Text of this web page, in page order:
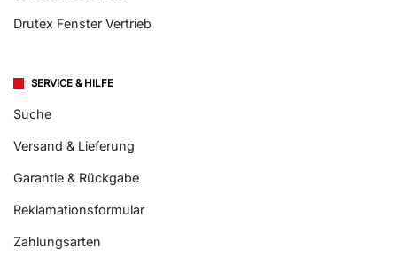
Drutex Fenster Vertrieb
SERVICE & HILFE
Suche
Versand & Lieferung
Garantie & Rückgabe
Reklamationsformular
Zahlungsarten